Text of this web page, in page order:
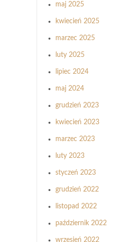
maj 2025
kwiecień 2025
marzec 2025
luty 2025
lipiec 2024
maj 2024
grudzień 2023
kwiecień 2023
marzec 2023
luty 2023
styczeń 2023
grudzień 2022
listopad 2022
październik 2022
wrzesień 2022